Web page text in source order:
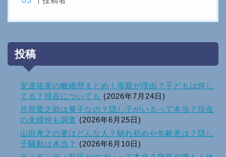
投稿
安達祐実の離婚歴まとめ！母親が理由？子どもは何し
てる？現在についても (2026年7月24日)
片岡愛之助は養子なの？隠し子がいるって本当？現在
の夫婦仲も調査 (2026年6月25日)
山田孝之の妻はどんな人？馴れ初めや年齢差は？隠し
子騒動は本当？
(2026年6月10日)